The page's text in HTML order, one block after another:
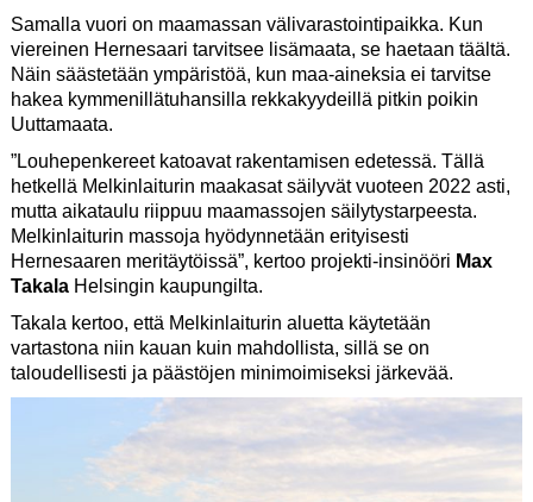
Samalla vuori on maamassan välivarastointipaikka. Kun
viereinen Hernesaari tarvitsee lisämaata, se haetaan täältä.
Näin säästetään ympäristöä, kun maa-aineksia ei tarvitse
hakea kymmenillätuhansilla rekkakyydeillä pitkin poikin
Uuttamaata.
”Louhepenkereet katoavat rakentamisen edetessä. Tällä
hetkellä Melkinlaiturin maakasat säilyvät vuoteen 2022 asti,
mutta aikataulu riippuu maamassojen säilytystarpeesta.
Melkinlaiturin massoja hyödynnetään erityisesti
Hernesaaren meritäytöissä”, kertoo projekti-insinööri Max
TakalaHelsingin kaupungilta.
Takala kertoo, että Melkinlaiturin aluetta käytetään
vartastona niin kauan kuin mahdollista, sillä se on
taloudellisesti ja päästöjen minimoimiseksi järkevää.